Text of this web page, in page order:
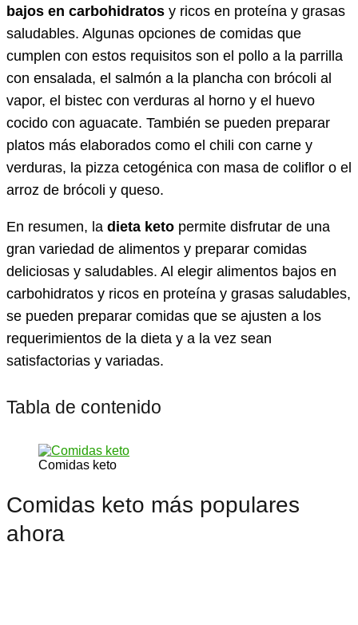
bajos en carbohidratos y ricos en proteína y grasas
saludables. Algunas opciones de comidas que
cumplen con estos requisitos son el pollo a la parrilla
con ensalada, el salmón a la plancha con brócoli al
vapor, el bistec con verduras al horno y el huevo
cocido con aguacate. También se pueden preparar
platos más elaborados como el chili con carne y
verduras, la pizza cetogénica con masa de coliflor o el
arroz de brócoli y queso.
En resumen, la dieta keto permite disfrutar de una
gran variedad de alimentos y preparar comidas
deliciosas y saludables. Al elegir alimentos bajos en
carbohidratos y ricos en proteína y grasas saludables,
se pueden preparar comidas que se ajusten a los
requerimientos de la dieta y a la vez sean
satisfactorias y variadas.
Tabla de contenido
Comidas keto
Comidas keto más populares
ahora